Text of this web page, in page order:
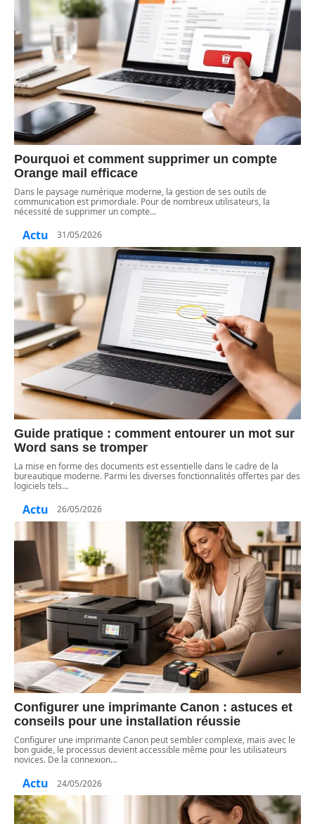
Pourquoi et comment supprimer un compte
Orange mail efficace
Dans le paysage numérique moderne, la gestion de ses outils de
communication est primordiale. Pour de nombreux utilisateurs, la
nécessité de supprimer un compte…
Actu 31/05/2026
Guide pratique : comment entourer un mot sur
Word sans se tromper
La mise en forme des documents est essentielle dans le cadre de la
bureautique moderne. Parmi les diverses fonctionnalités offertes par des
logiciels tels…
Actu 26/05/2026
Configurer une imprimante Canon : astuces et
conseils pour une installation réussie
Configurer une imprimante Canon peut sembler complexe, mais avec le
bon guide, le processus devient accessible même pour les utilisateurs
novices. De la connexion…
Actu 24/05/2026